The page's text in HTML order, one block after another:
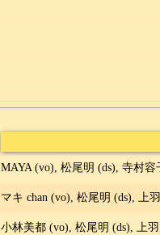
MAYA (vo), 松尾明 (ds), 寺村
マキ chan (vo), 松尾明 (ds), 上
小林美都 (vo), 松尾明 (ds), 上